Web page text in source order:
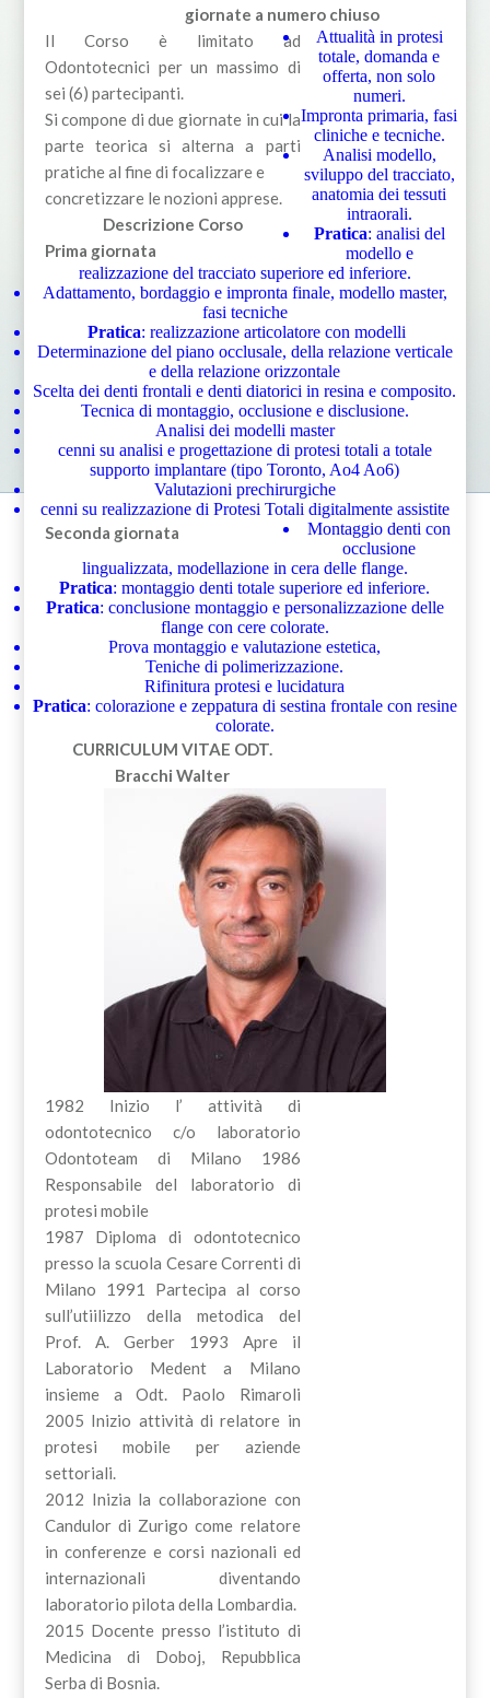
giornate a numero chiuso
Il Corso è limitato ad
Odontotecnici per un massimo di
sei (6) partecipanti.
Si compone di due giornate in cui la
parte teorica si alterna a parti
pratiche al fine di focalizzare e
concretizzare le nozioni apprese.
Descrizione Corso
Prima giornata
Attualità in protesi
totale, domanda e
offerta, non solo
numeri.
Impronta primaria, fasi
cliniche e tecniche.
Analisi modello,
sviluppo del tracciato,
anatomia dei tessuti
intraorali.
Pratica: analisi del
modello e
realizzazione del tracciato superiore ed inferiore.
Adattamento, bordaggio e impronta finale, modello master,
fasi tecniche
Pratica: realizzazione articolatore con modelli
Determinazione del piano occlusale, della relazione verticale
e della relazione orizzontale
Scelta dei denti frontali e denti diatorici in resina e composito.
Tecnica di montaggio, occlusione e disclusione.
Analisi dei modelli master
cenni su analisi e progettazione di protesi totali a totale
supporto implantare (tipo Toronto, Ao4 Ao6)
Valutazioni prechirurgiche
cenni su realizzazione di Protesi Totali digitalmente assistite
Seconda giornata
Montaggio denti con
occlusione
lingualizzata, modellazione in cera delle flange.
Pratica: montaggio denti totale superiore ed inferiore.
Pratica: conclusione montaggio e personalizzazione delle
flange con cere colorate.
Prova montaggio e valutazione estetica,
Teniche di polimerizzazione.
Rifinitura protesi e lucidatura
Pratica: colorazione e zeppatura di sestina frontale con resine
colorate.
CURRICULUM VITAE ODT.
Bracchi Walter
1982 Inizio l’ attività di
odontotecnico c/o laboratorio
Odontoteam di Milano 1986
Responsabile del laboratorio di
protesi mobile
1987 Diploma di odontotecnico
presso la scuola Cesare Correnti di
Milano 1991 Partecipa al corso
sull’utiilizzo della metodica del
Prof. A. Gerber 1993 Apre il
Laboratorio Medent a Milano
insieme a Odt. Paolo Rimaroli
2005 Inizio attività di relatore in
protesi mobile per aziende
settoriali.
2012 Inizia la collaborazione con
Candulor di Zurigo come relatore
in conferenze e corsi nazionali ed
internazionali diventando
laboratorio pilota della Lombardia.
2015 Docente presso l’istituto di
Medicina di Doboj, Repubblica
Serba di Bosnia.